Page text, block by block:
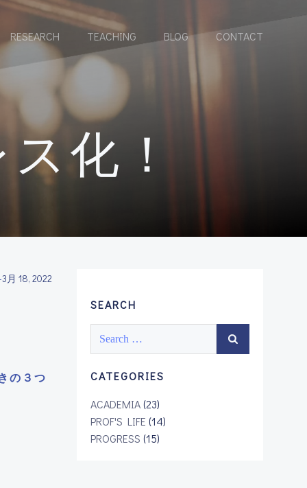
RESEARCH TEACHING BLOG CONTACT
化！
3月 18, 2022
の３つ
SEARCH
Search
CATEGORIES
ACADEMIA(23)
PROF'S LIFE (14)
PROGRESS (15)